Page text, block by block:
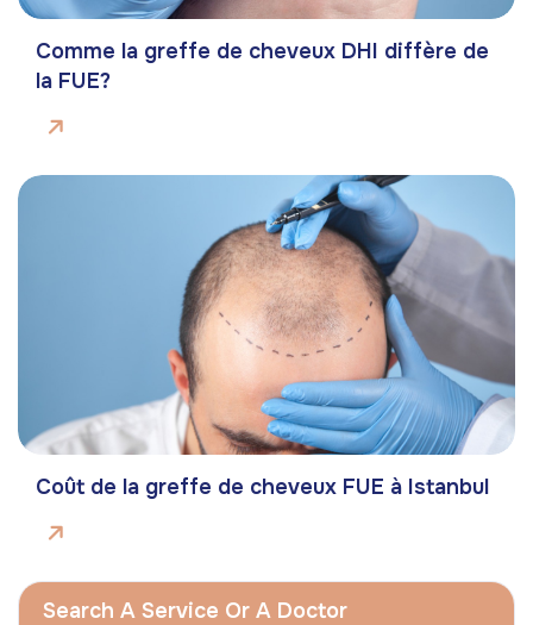
Comme la greffe de cheveux DHI diffère de
la FUE?
Coût de la greffe de cheveux FUE à Istanbul
Search A Service Or A Doctor